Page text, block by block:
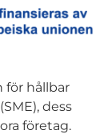
för hållbar
dess
företag.